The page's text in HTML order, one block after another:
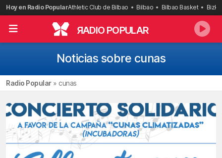
Saltar
al
contenido
Hoy en Radio PopularAthletic Club de Bilbao Bilbao Bilbao Basket
RADIO POPULAR
Noticias sobre cunas
Radio Popular» cunas